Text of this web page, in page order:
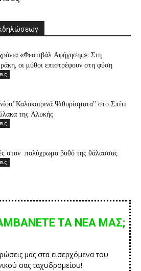
«Φεστιβάλ Αφήγησης»: Στη
οι μύθοι επιστρέφουν στη φύση
Ψιθυρίσματα” στο Σπίτι
της Αλυκής
στον πολύχρωμο βυθό της θάλασσας
ΤΑ ΝΕΑ ΜΑΣ;
μας στα εισερχόμενα του
σας ταχυδρομείου!